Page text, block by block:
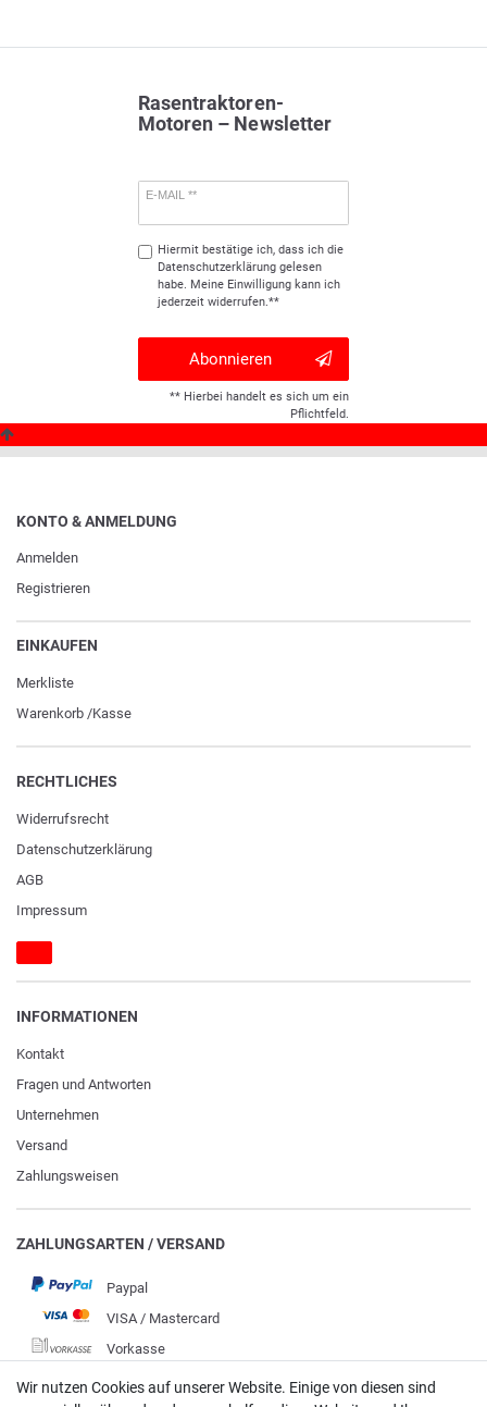
Rasentraktoren-
Motoren – Newsletter
E-MAIL **
Hiermit bestätige ich, dass ich die
Daten­schutz­erklärunggelesen
habe. Meine Einwilligung kann ich
jederzeit widerrufen.**
Abonnieren
** Hierbei handelt es sich um ein
Pflichtfeld.
KONTO & ANMELDUNG
Anmelden
Registrieren
EINKAUFEN
Merkliste
Warenkorb /Kasse
RECHTLICHES
Widerrufs­recht
Daten­schutz­erklärung
AGB
Impressum
INFORMATIONEN
Kontakt
Fragen und Antworten
Unternehmen
Versand
Zahlungsweisen
ZAHLUNGSARTEN / VERSAND
Paypal
VISA / Mastercard
Vorkasse
DHL
Wir nutzen Cookies auf unserer Website. Einige von diesen sind